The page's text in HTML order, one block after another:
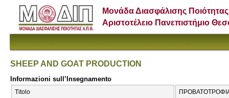
Μονάδα Διασφάλισης Ποιότητας
Αριστοτέλειο Πανεπιστήμιο
SHEEP AND GOAT PRODUCTION
Informazioni sull’Insegnamento
Titolo ΠΡΟΒΑΤΟΤΡΟΦΙΑ